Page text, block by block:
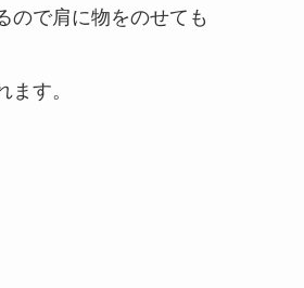
ので肩に物をのせても
ます。